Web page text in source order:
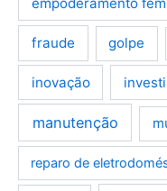
fraude golpe
inovação
manutenção
reparo de